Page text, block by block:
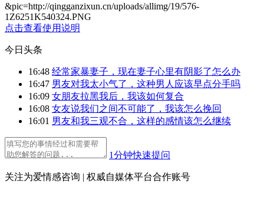
&pic=http://qingganzixun.cn/uploads/allimg/19/576-
1Z6251K540324.PNG
点击查看使用说明
今日头条
16:48 经常家暴妻子，现在妻子心里有阴影了怎么办
16:47 男友对我太小气了，这种男人应该早点分手吗
16:09 女朋友拉黑我后，我该如何复合
16:08 女友说我们之间不可能了，我该怎么挽回
16:01 男友和我三观不合，这样的感情该怎么继续
1分钟快速提问
关注为爱情感咨询 | 权威自媒体平台合作账号